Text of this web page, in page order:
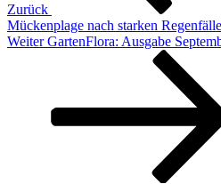
Zurück
Mückenplage nach starken
Nächster
Weiter GartenFlora: Ausgabe